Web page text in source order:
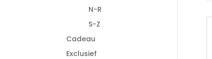
N-R
S-Z
Cadeau
Exclusief